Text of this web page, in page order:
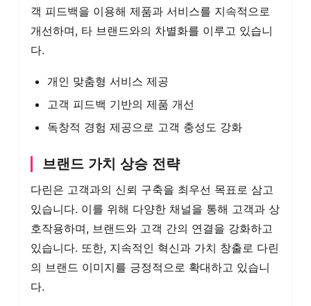
객 피드백을 이용해 제품과 서비스를 지속적으로
개선하며, 타 브랜드와의 차별화를 이루고 있습니
다.
개인 맞춤형 서비스 제공
고객 피드백 기반의 제품 개선
독창적 경험 제공으로 고객 충성도 강화
브랜드 가치 상승 전략
다린은 고객과의 신뢰 구축을 최우선 목표로 삼고
있습니다. 이를 위해 다양한 채널을 통해 고객과 상
호작용하며, 브랜드와 고객 간의 연결을 강화하고
있습니다. 또한, 지속적인 혁신과 가치 창출로 다린
의 브랜드 이미지를 긍정적으로 확대하고 있습니
다.